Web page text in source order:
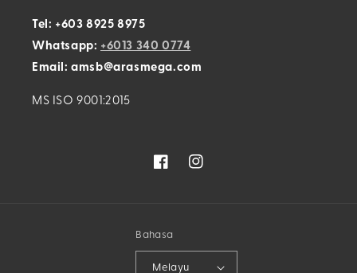
Tel: +603 8925 8975
Whatsapp: +6013 340 0774
Email: amsb@arasmega.com
MS ISO 9001:2015
facebookInstagram
Bahasa
Melayu